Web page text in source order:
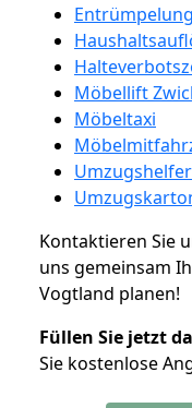
Entrümpelung
Möbellift
Möbeltaxi
Kontaktieren Sie
uns gemeinsam
Vogtland planen!
Füllen Sie jetzt
Sie kostenlose